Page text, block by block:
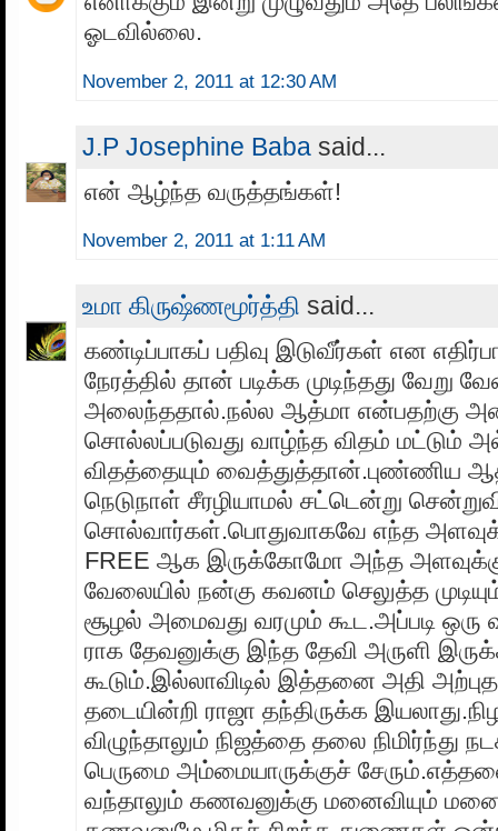
ஓடவில்லை.
November 2, 2011 at 12:30 AM
J.P Josephine Baba said...
என் ஆழ்ந்த வருத்தங்கள்!
November 2, 2011 at 1:11 AM
உமா கிருஷ்ணமூர்த்தி said...
கண்டிப்பாகப் பதிவு இடுவீர்கள் என
நேரத்தில் தான் படிக்க முடிந்தது வேறு
அலைந்ததால்.நல்ல ஆத்மா என்பதற்கு
சொல்லப்படுவது வாழ்ந்த விதம் மட்டும்
விதத்தையும் வைத்துத்தான்.புண்ணிய
நெடுநாள் சீரழியாமல் சட்டென்று
சொல்வார்கள்.பொதுவாகவே எந்த
FREE ஆக இருக்கோமோ அந்த
வேலையில் நன்கு கவனம் செலுத்த
சூழல் அமைவது வரமும் கூட.அப்படி ஒரு
ராக தேவனுக்கு இந்த தேவி அருளி
கூடும்.இல்லாவிடில் இத்தனை அதி
தடையின்றி ராஜா தந்திருக்க
விழுந்தாலும் நிஜத்தை தலை நிமிர்ந்து
பெருமை அம்மையாருக்குச்
வந்தாலும் கணவனுக்கு மனைவியும்